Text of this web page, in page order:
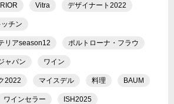
Vitra デザイナート2022
チン
リアseason12 ポルトローナ・フラウ
ャパン ワイン
2022 マイスデル 料理 BAUM
ワインセラー ISH2025